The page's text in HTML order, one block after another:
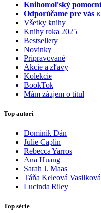
Knihomoľský
Odporúčame pre vás
Všetky knihy
Knihy roka 2025
Bestsellery
Novinky
Pripravované
Akcie a zľavy
Kolekcie
BookTok
Mám záujem o titul
Top autori
Dominik Dán
Julie Caplin
Rebecca Yarros
Ana Huang
Sarah J. Maas
Táňa Keleová Vasilková
Lucinda Riley
Top série